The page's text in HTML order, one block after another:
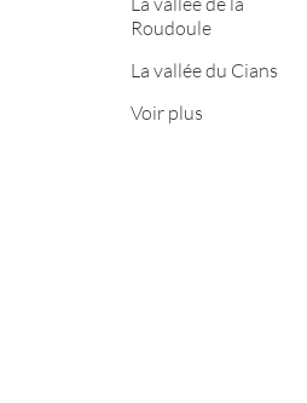
Roudoule
La vallée du Cians
Voir plus